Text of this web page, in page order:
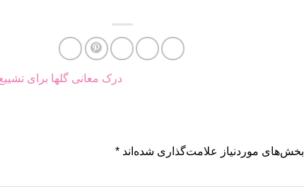
درک معانی گلها برای
بخش‌های موردنیاز علامت‌گذاری شده‌اند*